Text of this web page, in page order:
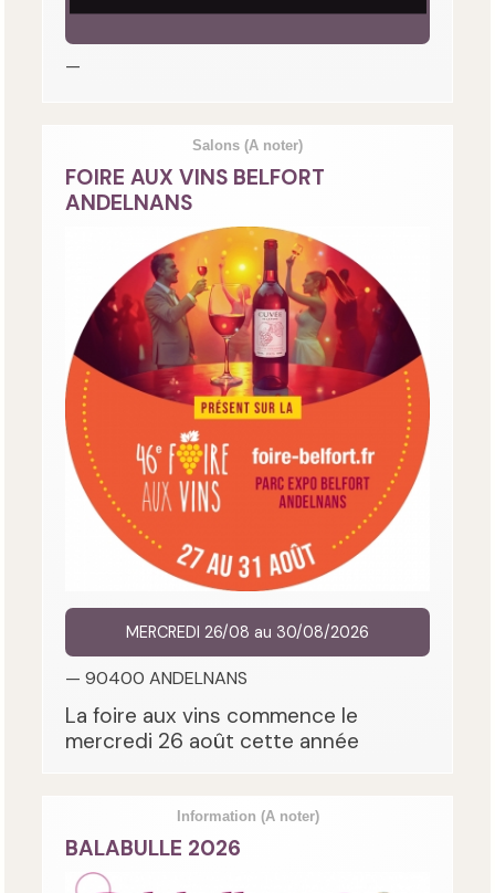
—
Salons (A noter)
FOIRE AUX VINS BELFORT
ANDELNANS
MERCREDI 26/08 au 30/08/2026
— 90400 ANDELNANS
La foire aux vins commence le
mercredi 26 août cette année
Information (A noter)
BALABULLE 2026